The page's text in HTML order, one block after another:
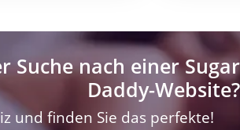
Suche nach einer Sugar
Daddy-Website?
und finden Sie das perfekte!